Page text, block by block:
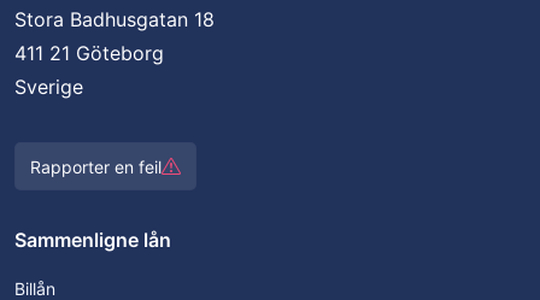
Stora Badhusgatan 18
411 21 Göteborg
Sverige
Rapporter en feil
Sammenligne lån
Billån